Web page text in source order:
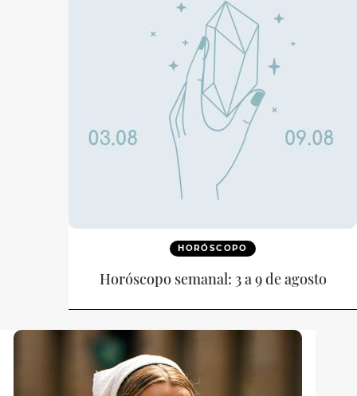
HORÓSCOPO
Horóscopo semanal: 3 a 9 de agosto